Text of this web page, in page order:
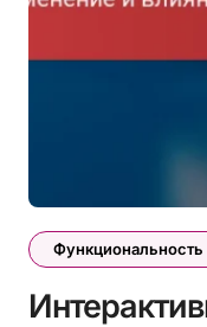
Функциональность